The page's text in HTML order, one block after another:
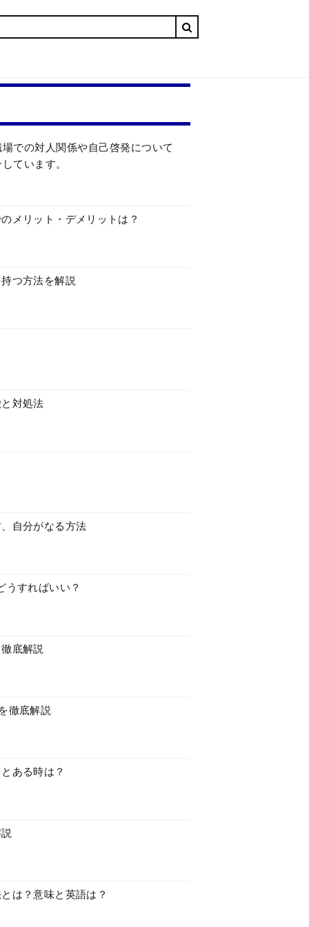
での対人関係や自己啓発について
ています。
メリット・デメリットは？
つ方法を解説
対処法
自分がなる方法
うすればいい？
底解説
徹底解説
ある時は？
は？意味と英語は？